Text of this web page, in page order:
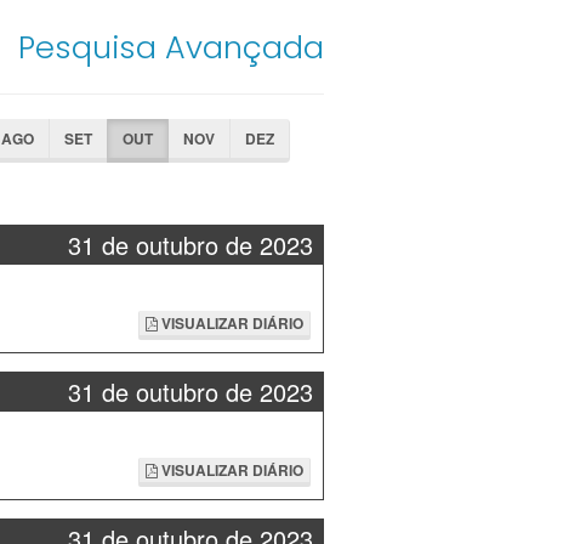
Pesquisa Avançada
AGO SET OUT NOV
DEZ
31 de outubro de 2023
VISUALIZAR DIÁRIO
31 de outubro de 2023
VISUALIZAR DIÁRIO